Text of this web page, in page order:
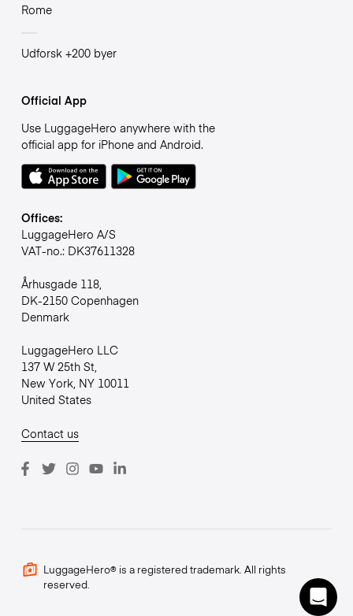
Rome
Udforsk +200 byer
Official App
Use LuggageHero anywhere with the
official app for iPhone and Android.
Offices:
LuggageHero A/S
VAT-no.: DK37611328
Århusgade 118,
DK-2150 Copenhagen
Denmark
LuggageHero LLC
137 W 25th St,
New York, NY 10011
United States
Contact us
LuggageHero® is a registered trademark. All rights
reserved.